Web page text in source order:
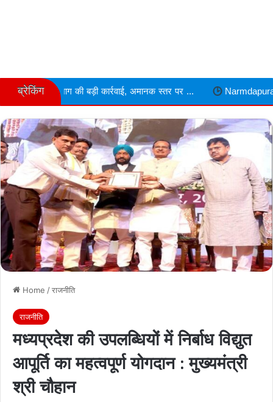
ब्रेकिंग
बड़ी कार्रवाई, अमानक स्तर पर ... Narmdapuram चरित्र शंका में
Home /राजनीति
राजनीति
मध्यप्रदेश की उपलब्धियों में निर्बाध विद्युत
आपूर्ति का महत्वपूर्ण योगदान : मुख्यमंत्री
श्री चौहान